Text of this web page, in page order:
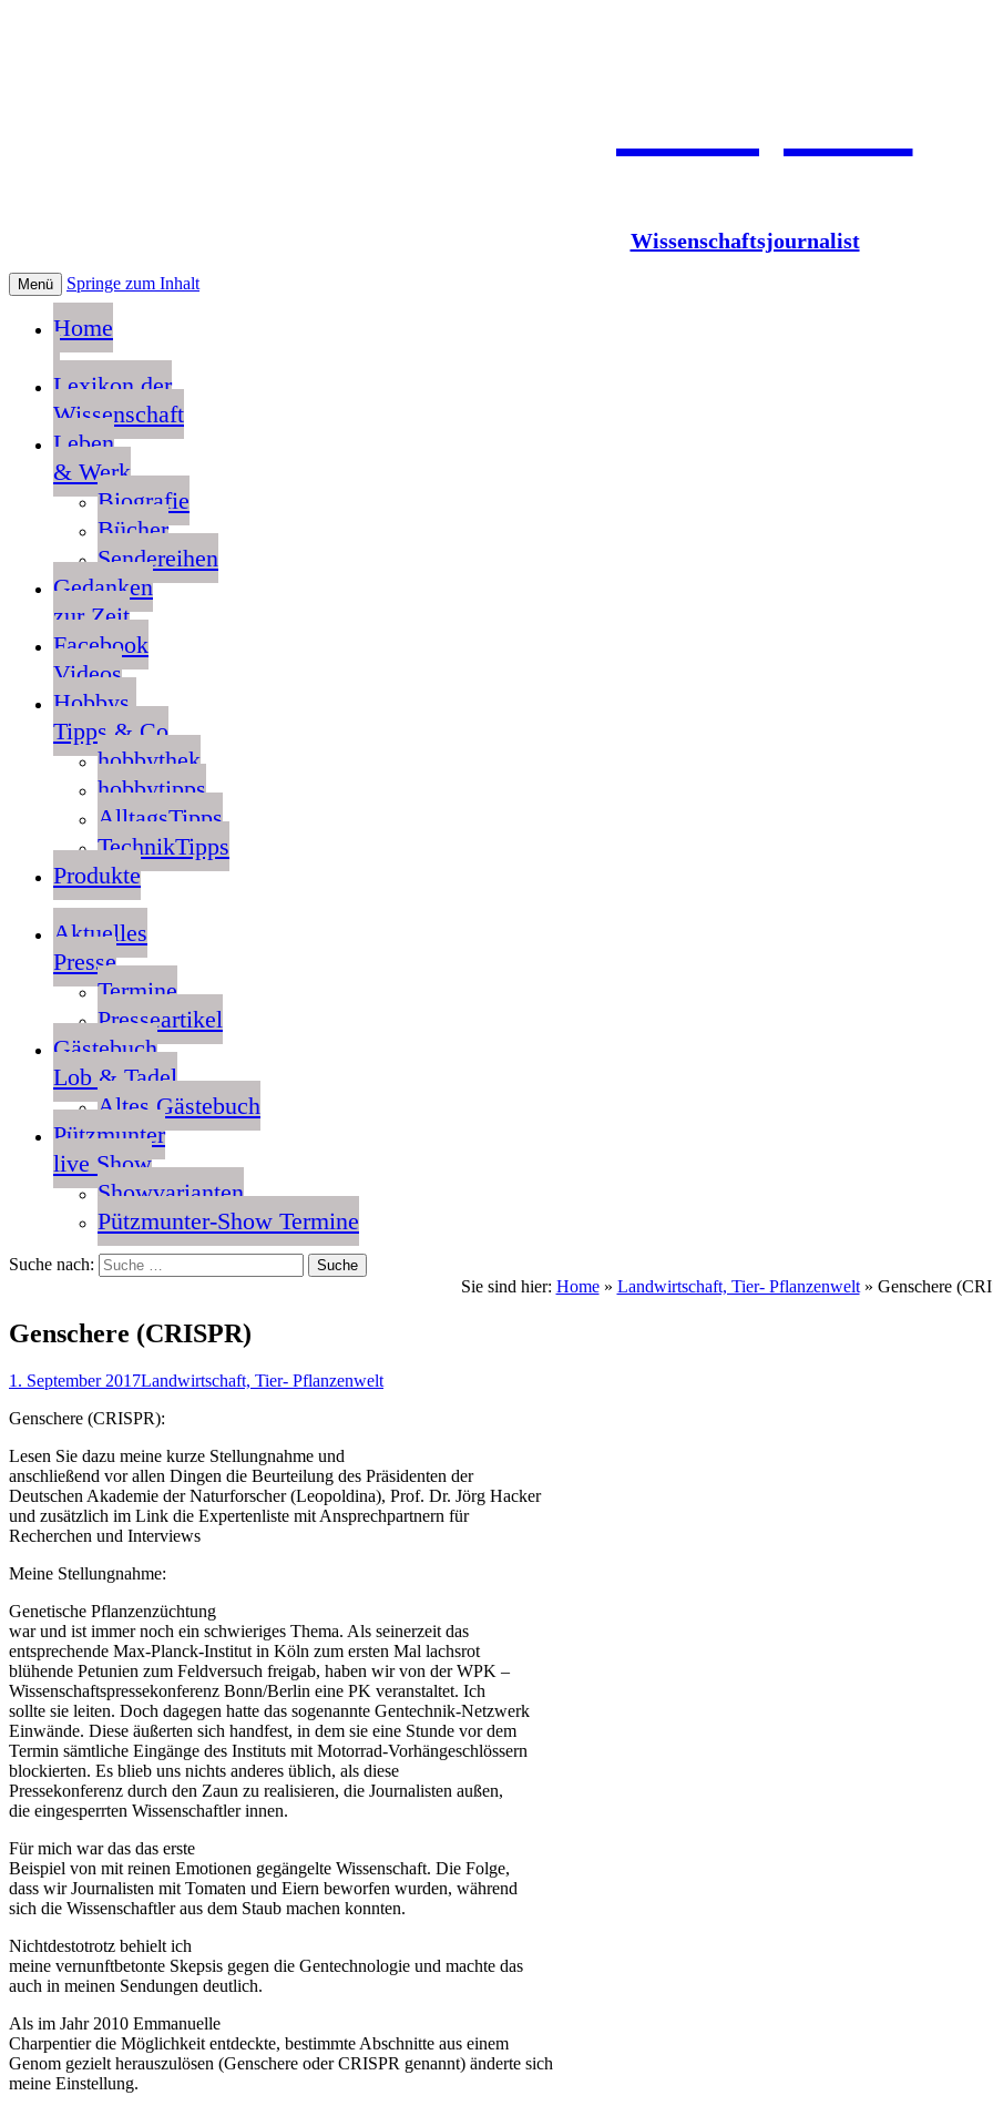
Jean Pütz
Wissenschaftsjournalist
Menü Springe zum Inhalt
Home
Lexikon der
Wissenschaft
Leben
& Werk
Biografie
Bücher
Sendereihen
Gedanken
zur Zeit
Facebook
Videos
Hobbys,
Tipps & Co
hobbythek
hobbytipps
AlltagsTipps
TechnikTipps
Produkte
Aktuelles
Presse
Termine
Presseartikel
Gästebuch
Lob & Tadel
Altes Gästebuch
Pützmunter
live Show
Showvarianten
Pützmunter-Show Termine
Suche nach:
Sie sind hier: Home» Landwirtschaft, Tier- Pflanzenwelt» Genschere
Genschere (CRISPR)
1. September 2017Landwirtschaft, Tier- Pflanzenwelt
Genschere (CRISPR):
Lesen Sie dazu meine kurze Stellungnahme und
anschließend vor allen Dingen die Beurteilung des Präsidenten der
Deutschen Akademie der Naturforscher (Leopoldina), Prof. Dr. Jörg Hacker
und zusätzlich im Link die Expertenliste mit Ansprechpartnern für
Recherchen und Interviews
Meine Stellungnahme:
Genetische Pflanzenzüchtung
war und ist immer noch ein schwieriges Thema. Als seinerzeit das
entsprechende Max-Planck-Institut in Köln zum ersten Mal lachsrot
blühende Petunien zum Feldversuch freigab, haben wir von der WPK –
Wissenschaftspressekonferenz Bonn/Berlin eine PK veranstaltet. Ich
sollte sie leiten. Doch dagegen hatte das sogenannte Gentechnik-Netzwerk
Einwände. Diese äußerten sich handfest, in dem sie eine Stunde vor dem
Termin sämtliche Eingänge des Instituts mit Motorrad-Vorhängeschlössern
blockierten. Es blieb uns nichts anderes üblich, als diese
Pressekonferenz durch den Zaun zu realisieren, die Journalisten außen,
die eingesperrten Wissenschaftler innen.
Für mich war das das erste
Beispiel von mit reinen Emotionen gegängelte Wissenschaft. Die Folge,
dass wir Journalisten mit Tomaten und Eiern beworfen wurden, während
sich die Wissenschaftler aus dem Staub machen konnten.
Nichtdestotrotz behielt ich
meine vernunftbetonte Skepsis gegen die Gentechnologie und machte das
auch in meinen Sendungen deutlich.
Als im Jahr 2010 Emmanuelle
Charpentier die Möglichkeit entdeckte, bestimmte Abschnitte aus einem
Genom gezielt herauszulösen (Genschere oder CRISPR genannt) änderte sich
meine Einstellung.